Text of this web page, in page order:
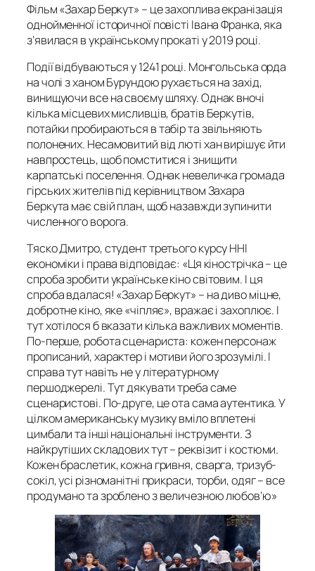
Фільм «Захар Беркут» – це захоплива екранізація
однойменної історичної повісті Івана Франка, яка
з’явилася в українському прокаті у 2019 році.
Події відбуваються у 1241 році. Монгольська орда
на чолі з ханом Бурундою рухається на захід,
винищуючи все на своєму шляху. Однак вночі
кілька місцевих мисливців, братів Беркутів,
потайки пробираються в табір та звільняють
полонених. Несамовитий від люті хан вирішує йти
навпростець, щоб помститися і знищити
карпатські поселення. Однак невеличка громада
гірських жителів під керівництвом Захара
Беркута має свій план, щоб назавжди зупинити
численного ворога.
Тяско Дмитро, студент третього курсу ННІ
економіки і права відповідає: «Ця кінострічка – це
спроба зробити українське кіно світовим. І ця
спроба вдалася! «Захар Беркут» – на диво міцне,
добротне кіно, яке «чіпляє», вражає і захоплює. І
тут хотілося б вказати кілька важливих моментів.
По-перше, робота сценариста: кожен персонаж
прописаний, характер і мотиви його зрозумілі. І
справа тут навіть не у літературному
першоджерелі. Тут дякувати треба саме
сценаристові. По-друге, це ота сама аутентика. У
цілком американську музику вміло вплетені
цимбали та інші національні інструменти. З
найкрутіших складових тут – реквізит і костюми.
Кожен браслетик, кожна гривня, сварга, тризуб-
сокіл, усі різноманітні прикраси, торби, одяг – все
продумано та зроблено з величезною любов’ю»